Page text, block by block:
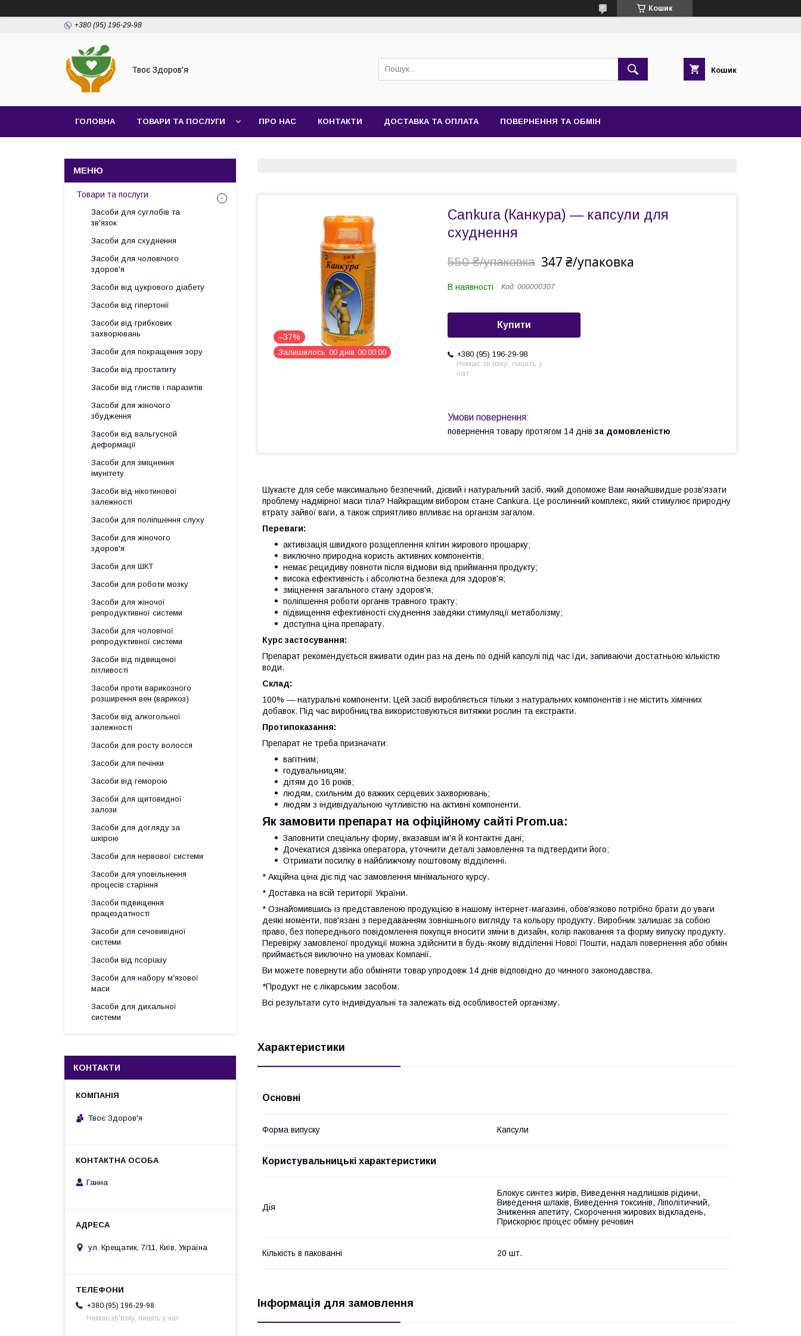
Кошик
+380 (95) 196-29-98
Твоє Здоров'я Кошик
ГОЛОВНА ТОВАРИ ТА ПОСЛУГИ ПРО НАС КОНТАКТИ ДОСТАВКА ТА ОПЛАТА ПОВЕРНЕННЯ ТА ОБМІН
–37%
Залишилось 00 днів 00 00 00
Cankura (Канкура) — капсули для
схуднення
550 ₴/упаковка 347 ₴/упаковка
В наявності Код: 000000307
Купити
+380 (95) 196-29-98
Немає зв'язку, пишіть у
чат
повернення товару протягом 14 днів за домовленістю
Шукаєте для себе максимально безпечний, дієвий і натуральний засіб, який допоможе Вам якнайшвидше розв'язати
проблему надмірної маси тіла? Найкращим вибором стане Cankura. Це рослинний комплекс, який стимулює природну
втрату зайвої ваги, а також сприятливо впливає на організм загалом.
Переваги:
активізація швидкого розщеплення клітин жирового прошарку;
виключно природна користь активних компонентів;
немає рецидиву повноти після відмови від приймання продукту;
висока ефективність і абсолютна безпека для здоров'я;
зміцнення загального стану здоров'я;
поліпшення роботи органів травного тракту;
підвищення ефективності схуднення завдяки стимуляції метаболізму;
доступна ціна препарату.
Курс застосування:
Препарат рекомендується вживати один раз на день по одній капсулі під час їди, запиваючи достатньою кількістю
води.
Склад:
100% — натуральні компоненти. Цей засіб виробляється тільки з натуральних компонентів і не містить хімічних
добавок. Під час виробництва використовуються витяжки рослин та екстракти.
Протипоказання:
Препарат не треба призначати:
вагітним;
годувальницям;
дітям до 16 років;
людям, схильним до важких серцевих захворювань;
людям з індивідуальною чутливістю на активні компоненти.
Як замовити препарат на офіційному сайті Prom.ua:
Заповнити спеціальну форму, вказавши ім'я й контактні дані;
Дочекатися дзвінка оператора, уточнити деталі замовлення та підтвердити його;
Отримати посилку в найближчому поштовому відділенні.
* Акційна ціна діє під час замовлення мінімального курсу.
* Доставка на всій території України.
* Ознайомившись із представленою продукцією в нашому інтернет-магазині, обов'язково потрібно брати до уваги
деякі моменти, пов'язані з передаванням зовнішнього вигляду та кольору продукту. Виробник залишає за собою
право, без попереднього повідомлення покупця вносити зміни в дизайн, колір паковання та форму випуску продукту.
Перевірку замовленої продукції можна здійснити в будь-якому відділенні Нової Пошти, надалі повернення або обмін
приймається виключно на умовах Компанії.
Ви можете повернути або обміняти товар упродовж 14 днів відповідно до чинного законодавства.
*Продукт не є лікарським засобом.
Всі результати суто індивідуальні та залежать від особливостей організму.
Характеристики
Основні
Форма випуску Капсули
Користувальницькі характеристики
Дія
Блокує синтез жирів, Виведення надлишків рідини,
Виведення шлаків, Виведення токсинів, Ліполітичний,
Зниження апетиту, Скорочення жирових відкладень,
Прискорює процес обміну речовин
Кількість в пакованні 20 шт.
Інформація для замовлення
Товари та послуги
Засоби для суглобів та
зв'язок
Засоби для схуднення
Засоби для чоловічого
здоров'я
Засоби від цукрового діабету
Засоби від гіпертонії
Засоби від грибкових
захворювань
Засоби для покращення зору
Засоби від простатиту
Засоби від глистів і паразитів
Засоби для жіночого
збудження
Засоби від вальгусной
деформації
Засоби для зміцнення
імунітету
Засоби від нікотинової
залежності
Засоби для поліпшення слуху
Засоби для жіночого
здоров'я
Засоби для ШКТ
Засоби для роботи мозку
Засоби для жіночої
репродуктивної системи
Засоби для чоловічої
репродуктивної системи
Засоби від підвищеної
пітливості
Засоби проти варикозного
розширення вен (варикоз)
Засоби від алкогольної
залежності
Засоби для росту волосся
Засоби для печінки
Засоби від геморою
Засоби для щитовидної
залози
Засоби для догляду за
шкірою
Засоби для нервової системи
Засоби для уповільнення
процесів старіння
Засоби підвищення
працездатності
Засоби для сечовивідної
системи
Засоби від псоріазу
Засоби для набору м'язової
маси
Засоби для дихальної
системи
КОНТАКТИ
Твоє Здоров'я
Ганна
ул. Крещатик, 7/11, Київ, Україна
+380 (95) 196-29-98
Немає зв'язку, пишіть у чат